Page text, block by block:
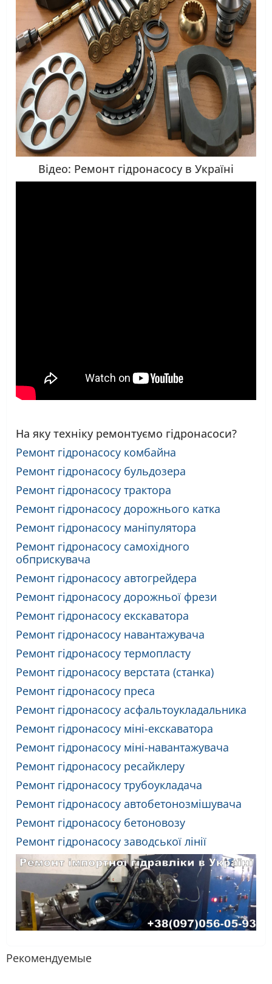
Відео: Ремонт гідронасосу в Україні
На яку техніку ремонтуємо гідронасоси?
Ремонт гідронасосу комбайна
Ремонт гідронасосу бульдозера
Ремонт гідронасосу трактора
Ремонт гідронасосу дорожнього катка
Ремонт гідронасосу маніпулятора
Ремонт гідронасосу самохідного
обприскувача
Ремонт гідронасосу автогрейдера
Ремонт гідронасосу дорожньої фрези
Ремонт гідронасосу екскаватора
Ремонт гідронасосу навантажувача
Ремонт гідронасосу термопласту
Ремонт гідронасосу верстата (станка)
Ремонт гідронасосу преса
Ремонт гідронасосу асфальтоукладальника
Ремонт гідронасосу міні-екскаватора
Ремонт гідронасосу міні-навантажувача
Ремонт гідронасосу ресайклеру
Ремонт гідронасосу трубоукладача
Ремонт гідронасосу автобетонозмішувача
Ремонт гідронасосу бетоновозу
Ремонт гідронасосу заводської лінії
Рекомендуемые